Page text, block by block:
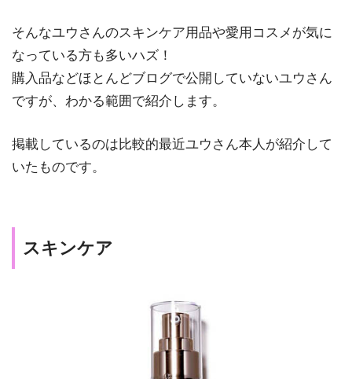
そんなユウさんのスキンケア用品や愛用コスメが気に
なっている方も多いハズ！
購入品などほとんどブログで公開していないユウさん
ですが、わかる範囲で紹介します。
掲載しているのは比較的最近ユウさん本人が紹介して
いたものです。
スキンケア